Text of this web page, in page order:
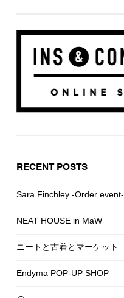
RECENT POSTS
Sara Finchley -Order event-
NEAT HOUSE in MaW
ニートと古着とマーケット
Endyma POP-UP SHOP